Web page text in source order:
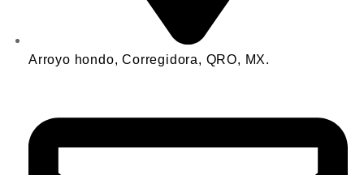
Arroyo hondo, Corregidora, QRO, MX.